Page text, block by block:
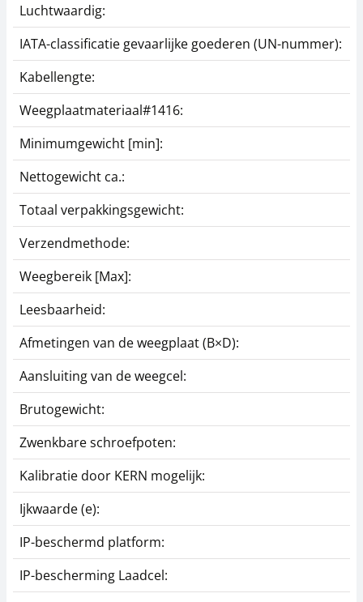
Luchtwaardig:
IATA-classificatie gevaarlijke goederen (UN-nummer):
Kabellengte:
Weegplaatmateriaal#1416:
Minimumgewicht [min]:
Nettogewicht ca.:
Totaal verpakkingsgewicht:
Verzendmethode:
Weegbereik [Max]:
Leesbaarheid:
Afmetingen van de weegplaat (B×D):
Aansluiting van de weegcel:
Brutogewicht:
Zwenkbare schroefpoten:
Kalibratie door KERN mogelijk:
Ijkwaarde (e):
IP-beschermd platform:
IP-bescherming Laadcel: